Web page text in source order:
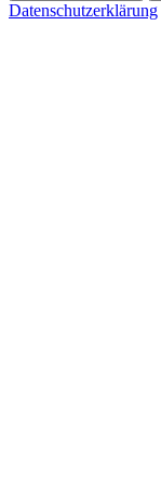
Datenschutzerklärung